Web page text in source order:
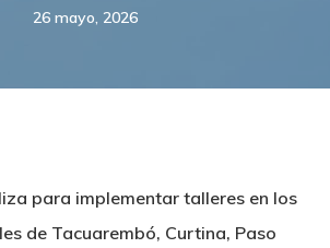
26 mayo, 2026
para implementar talleres en los
de Tacuarembó, Curtina, Paso